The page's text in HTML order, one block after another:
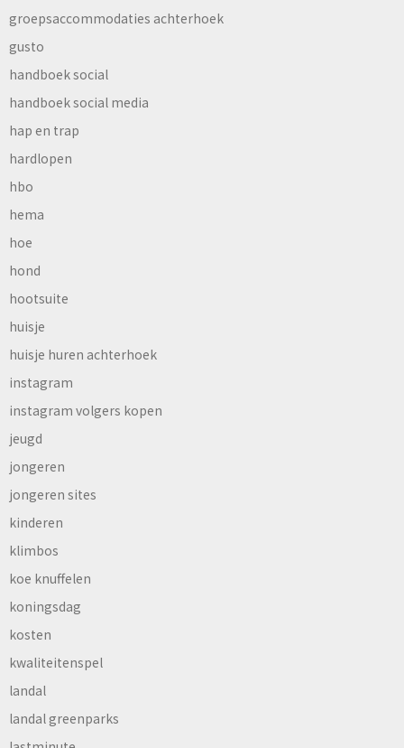
groepsaccommodaties achterhoek
gusto
handboek social
handboek social media
hap en trap
hardlopen
hbo
hema
hoe
hond
hootsuite
huisje
huisje huren achterhoek
instagram
instagram volgers kopen
jeugd
jongeren
jongeren sites
kinderen
klimbos
koe knuffelen
koningsdag
kosten
kwaliteitenspel
landal
landal greenparks